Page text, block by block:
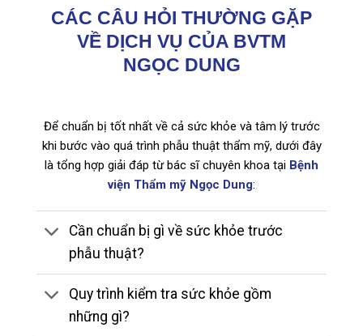
CÁC CÂU HỎI THƯỜNG GẶP
VỀ DỊCH VỤ CỦA BVTM
NGỌC DUNG
Để chuẩn bị tốt nhất về cả sức khỏe và tâm lý trước
khi bước vào quá trình phẫu thuật thẩm mỹ, dưới đây
là tổng hợp giải đáp từ bác sĩ chuyên khoa tại Bệnh
viện Thẩm mỹ Ngọc Dung:
Cần chuẩn bị gì về sức khỏe trước
phẫu thuật?
Quy trình kiểm tra sức khỏe gồm
những gì?